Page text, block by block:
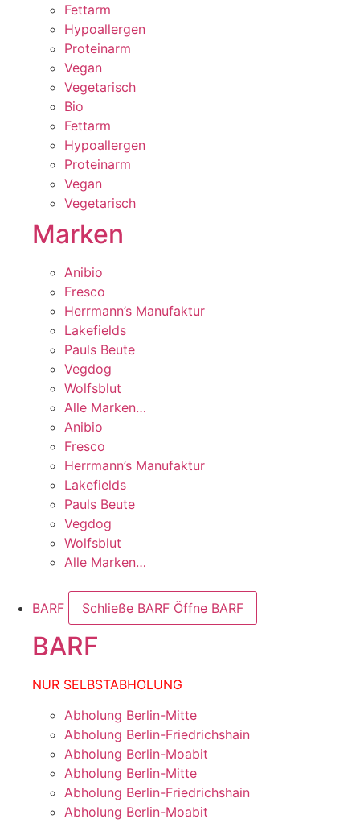
Fettarm
Hypoallergen
Proteinarm
Vegan
Vegetarisch
Bio
Fettarm
Hypoallergen
Proteinarm
Vegan
Vegetarisch
Marken
Anibio
Fresco
Herrmann’s Manufaktur
Lakefields
Pauls Beute
Vegdog
Wolfsblut
Alle Marken…
Anibio
Fresco
Herrmann’s Manufaktur
Lakefields
Pauls Beute
Vegdog
Wolfsblut
Alle Marken…
BARF Schließe BARF Öffne BARF
BARF
NUR SELBSTABHOLUNG
Abholung Berlin-Mitte
Abholung Berlin-Friedrichshain
Abholung Berlin-Moabit
Abholung Berlin-Mitte
Abholung Berlin-Friedrichshain
Abholung Berlin-Moabit